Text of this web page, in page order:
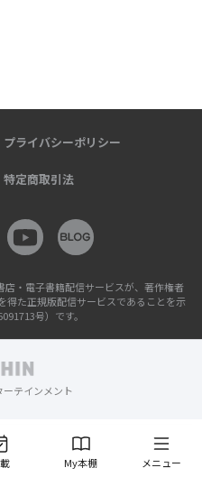
My本棚 メニュー
プライバシーポリシー
特定商取引法
店・電子書籍配信サービスが、著作権者
得た正規版配信サービスであることを示
号）です。
テインメント